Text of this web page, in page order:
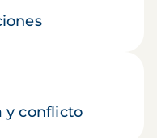
y conflicto